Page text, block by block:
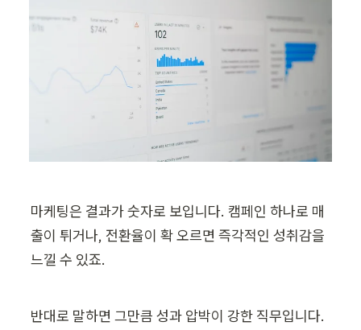
마케팅은 결과가 숫자로 보입니다. 캠페인 하나로 매
출이 튀거나, 전환율이 확 오르면 즉각적인 성취감을
느낄 수 있죠.
반대로 말하면 그만큼 성과 압박이 강한 직무입니다.